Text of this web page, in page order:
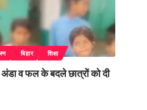
बिहार शिक्षा
: अंडा व फल के बदले छात्रों को दी